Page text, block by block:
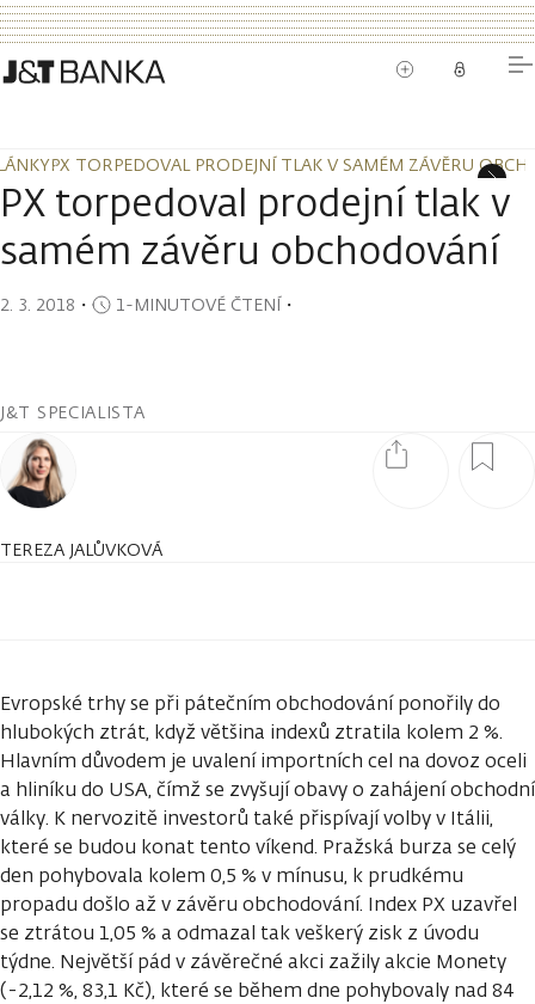
PX TORPEDOVAL PRODEJNÍ TLAK V SAMÉM ZÁVĚRU
PX TORPEDOVAL PRODEJNÍ TLAK V SAMÉM ZÁVĚRU
PX torpedoval prodejní tlak v
samém závěru obchodování
2. 3. 2018 ・ 1-MINUTOVÉ ČTENÍ・
J&T SPECIALISTA
TEREZA JALŮVKOVÁ
Evropské trhy se při pátečním obchodování ponořily do
hlubokých ztrát, když většina indexů ztratila kolem 2 %.
Hlavním důvodem je uvalení importních cel na dovoz oceli
a hliníku do USA, čímž se zvyšují obavy o zahájení obchodní
války. K nervozitě investorů také přispívají volby v Itálii,
které se budou konat tento víkend. Pražská burza se celý
den pohybovala kolem 0,5 % v mínusu, k prudkému
propadu došlo až v závěru obchodování. Index PX uzavřel
se ztrátou 1,05 % a odmazal tak veškerý zisk z úvodu
týdne. Největší pád v závěrečné akci zažily akcie Monety
(-2,12 %, 83,1 Kč), které se během dne pohybovaly nad 84